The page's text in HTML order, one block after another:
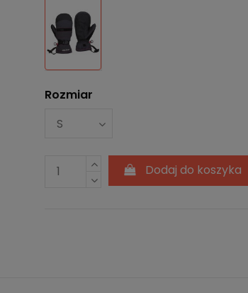
Rozmiar
Dodaj do koszyka